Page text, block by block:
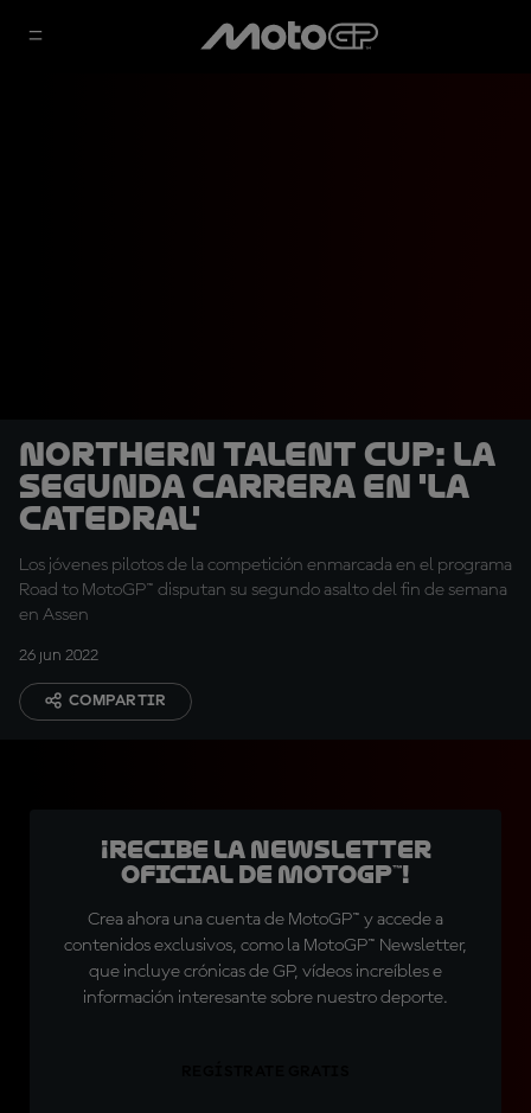
Northern Talent Cup: La
segunda carrera en 'La
Catedral'
Los jóvenes pilotos de la competición enmarcada en el programa
Road to MotoGP™ disputan su segundo asalto del fin de semana
en Assen
26 jun 2022
COMPARTIR
¡Recibe la Newsletter
oficial de MotoGP™!
Crea ahora una cuenta de MotoGP™ y accede a
contenidos exclusivos, como la MotoGP™ Newsletter,
que incluye crónicas de GP, vídeos increíbles e
información interesante sobre nuestro deporte.